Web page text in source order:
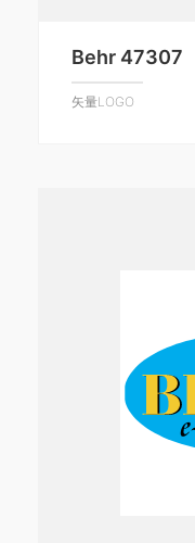
Behr 47307
矢量LOGO